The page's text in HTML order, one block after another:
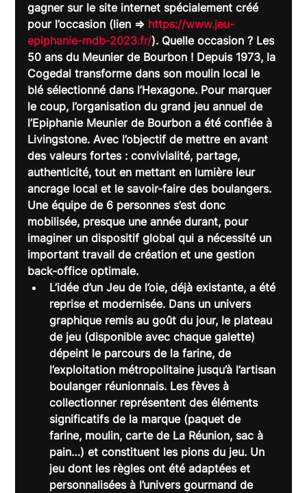
gagner sur le site internet spécialement créé
pour l’occasion (lien => https://www.jeu-
epiphanie-mdb-2023.fr/). Quelle occasion ? Les
50 ans du Meunier de Bourbon ! Depuis 1973, la
Cogedal transforme dans son moulin local le
blé sélectionné dans l’Hexagone. Pour marquer
le coup, l’organisation du grand jeu annuel de
l’Epiphanie Meunier de Bourbon a été confiée à
Livingstone. Avec l’objectif de mettre en avant
des valeurs fortes : convivialité, partage,
authenticité, tout en mettant en lumière leur
ancrage local et le savoir-faire des boulangers.
Une équipe de 6 personnes s’est donc
mobilisée, presque une année durant, pour
imaginer un dispositif global qui a nécessité un
important travail de création et une gestion
back-office optimale.
L’idée d’un Jeu de l’oie, déjà existante, a été
reprise et modernisée. Dans un univers
graphique remis au goût du jour, le plateau
de jeu (disponible avec chaque galette)
dépeint le parcours de la farine, de
l’exploitation métropolitaine jusqu’à l’artisan
boulanger réunionnais. Les fèves à
collectionner représentent des éléments
significatifs de la marque (paquet de
farine, moulin, carte de La Réunion, sac à
pain…) et constituent les pions du jeu. Un
jeu dont les règles ont été adaptées et
personnalisées à l’univers gourmand de